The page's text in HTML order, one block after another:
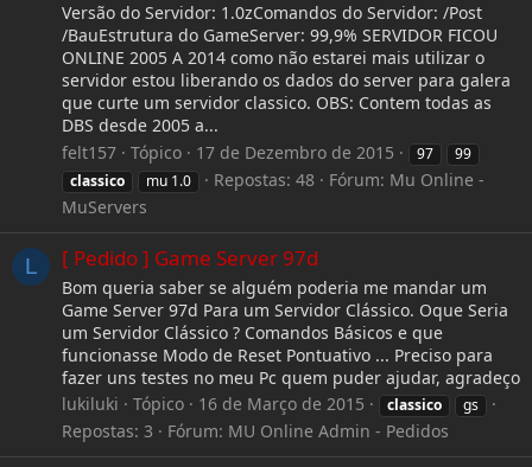
Versão do Servidor: 1.0zComandos do Servidor: /Post
/BauEstrutura do GameServer: 99,9% SERVIDOR FICOU
ONLINE 2005 A 2014 como não estarei mais utilizar o
servidor estou liberando os dados do server para galera
que curte um servidor classico. OBS: Contem todas as
DBS desde 2005 a...
felt157
Tópico 17 de Dezembro de 2015 97
99
classico
mu 1.0 Repostas: 48 Fórum: Mu Online -
MuServers
L [ Pedido ] Game Server 97d
Bom queria saber se alguém poderia me mandar um
Game Server 97d Para um Servidor Clássico. Oque Seria
um Servidor Clássico ? Comandos Básicos e que
funcionasse Modo de Reset Pontuativo ... Preciso para
fazer uns testes no meu Pc quem puder ajudar, agradeço
lukiluki
Tópico 16 de Março de 2015 classico gs
Repostas: 3 Fórum: MU Online Admin - Pedidos